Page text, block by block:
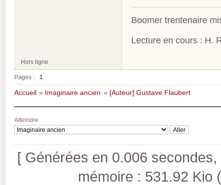
Boomer trentenaire
Lecture en cours : H.
Hors ligne
Pages : 1
Accueil » Imaginaire ancien » [Auteur] Gustave Flaubert
Atteindre
[ Générées en 0.006
mémoire : 531.92 Kio